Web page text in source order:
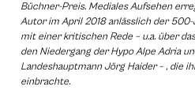
Büchner-Preis. Mediales Aufsehen
Autor im April 2018 anlässlich der
mit einer kritischen Rede – u.a. über
den Niedergang der Hypo Alpe Adria
Landeshauptmann Jörg Haider – , die
einbrachte.